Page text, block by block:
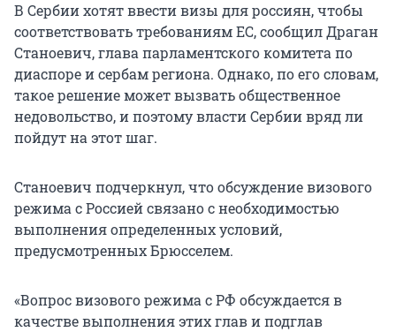
В Сербии хотят ввести визы для россиян, чтобы
соответствовать требованиям ЕС, сообщил Драган
Станоевич, глава парламентского комитета по
диаспоре и сербам региона. Однако, по его словам,
такое решение может вызвать общественное
недовольство, и поэтому власти Сербии вряд ли
пойдут на этот шаг.
Станоевич подчеркнул, что обсуждение визового
режима с Россией связано с необходимостью
выполнения определенных условий,
предусмотренных Брюсселем.
«Вопрос визового режима с РФ обсуждается в
качестве выполнения этих глав и подглав